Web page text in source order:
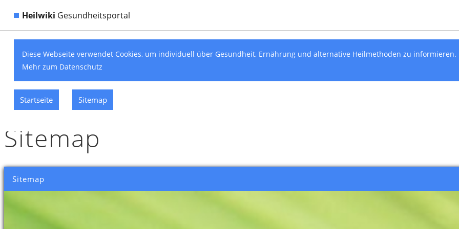
Heilwiki Gesundheitsportal
Diese Webseite verwendet Cookies, um individuell über Gesundheit, Ernährung und alternative Heilmethoden zu informieren.
Mehr zum Datenschutz
Startseite Sitemap
Sitemap
Sitemap